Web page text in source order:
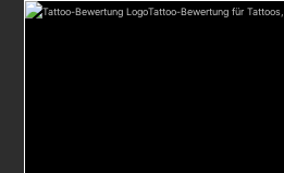
Tattoo-Bewertung für